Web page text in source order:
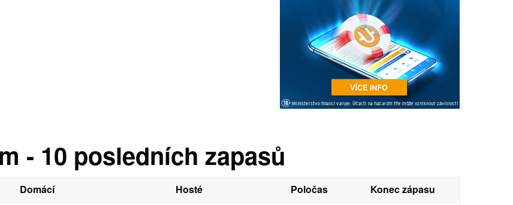
- 10 posledních zapasů
Domácí Hosté Poločas
Konec zápasu